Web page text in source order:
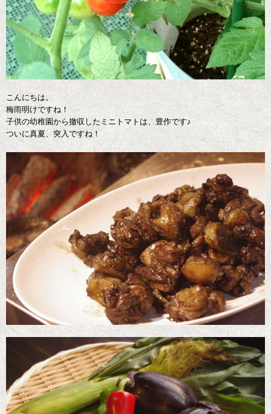
こんにちは。
梅雨明けですね！
子供の幼稚園から撤収したミニトマトは、豊作です♪
ついに真夏、突入ですね！